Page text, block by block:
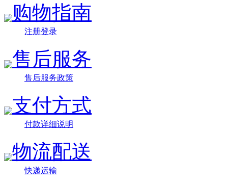
购物指南
注册登录
售后服务
售后服务政策
支付方式
付款详细说明
物流配送
快递运输